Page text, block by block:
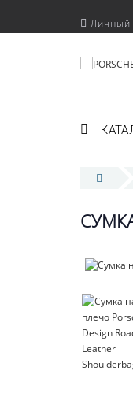
Личный
СУМКА